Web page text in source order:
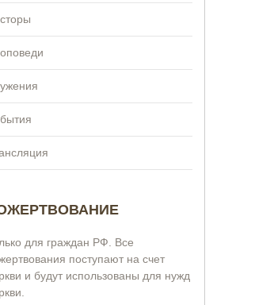
для граждан РФ. Все
поступают на счет
и будут использованы для нужд